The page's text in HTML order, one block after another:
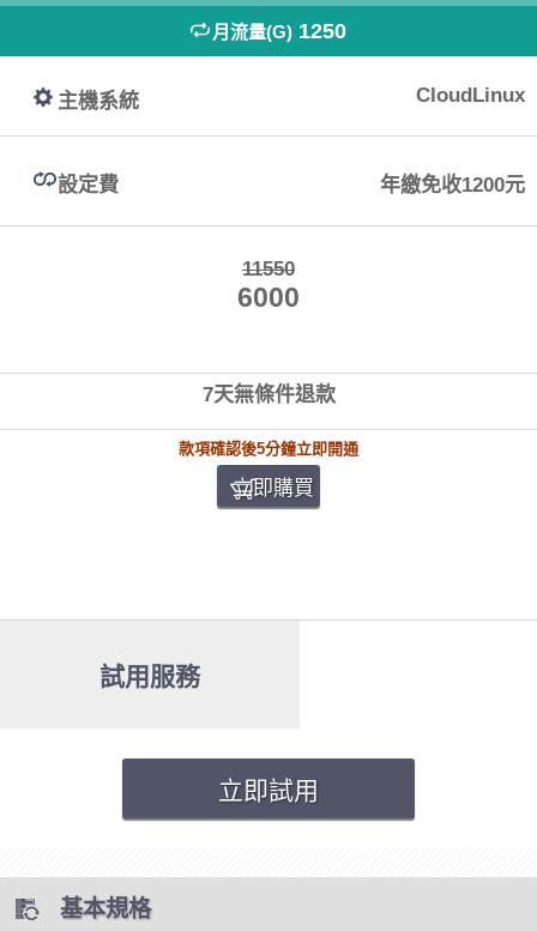
月流量(G) 1250
主機系統 CloudLinux
設定費 年繳免收1200元
11550
6000
7天無條件退款
款項確認後5分鐘立即開通
立即購買
試用服務
立即試用
基本規格